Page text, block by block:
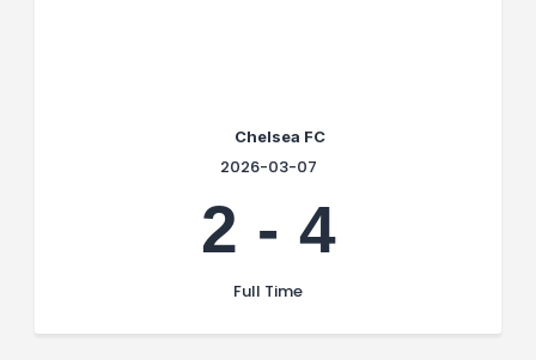
Chelsea FC
2026-03-07
2 - 4
Full Time